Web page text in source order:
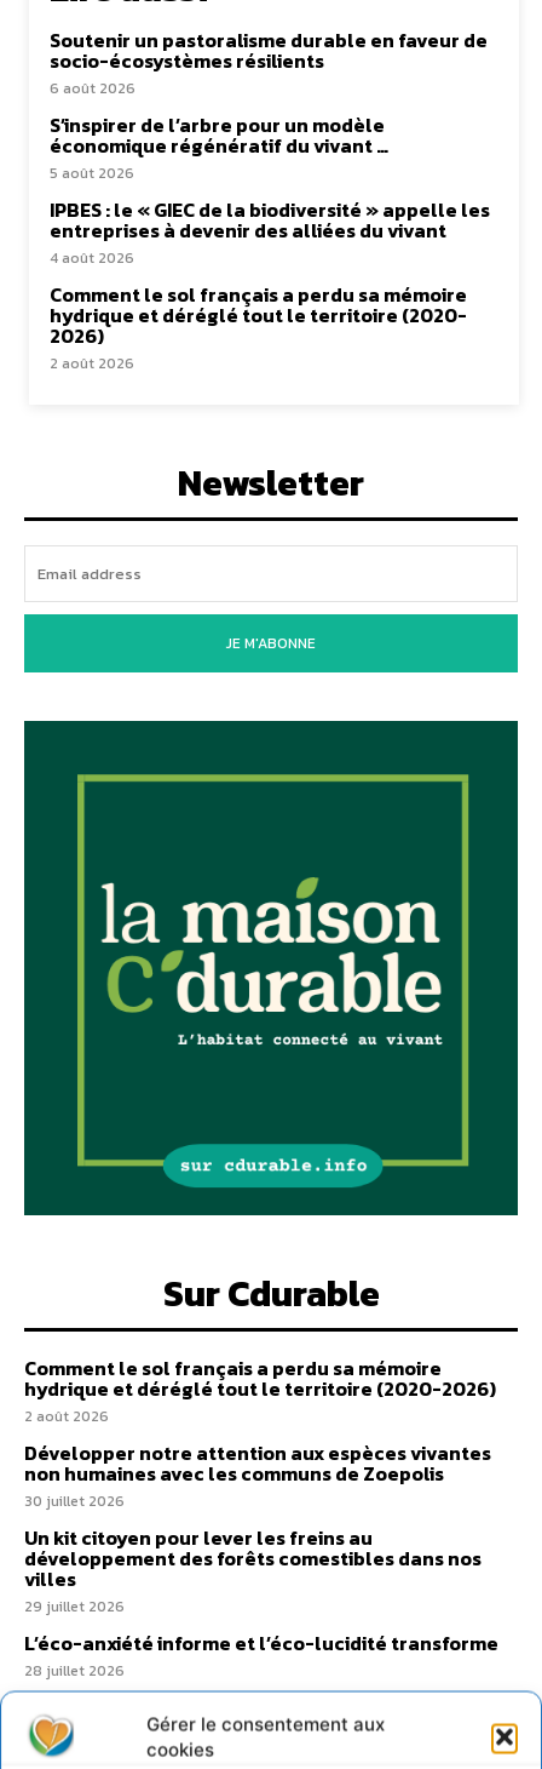
Gérer le consentement aux
cookies
Soutenir un pastoralisme durable en faveur de
socio-écosystèmes résilients
6 août 2026
S’inspirer de l’arbre pour un modèle
économique régénératif du vivant …
5 août 2026
IPBES : le « GIEC de la biodiversité » appelle les
entreprises à devenir des alliées du vivant
4 août 2026
Comment le sol français a perdu sa mémoire
hydrique et déréglé tout le territoire (2020-
2026)
2 août 2026
Newsletter
JE M'ABONNE
Sur Cdurable
Comment le sol français a perdu sa mémoire
hydrique et déréglé tout le territoire (2020-2026)
2 août 2026
Développer notre attention aux espèces vivantes
non humaines avec les communs de Zoepolis
30 juillet 2026
Un kit citoyen pour lever les freins au
développement des forêts comestibles dans nos
villes
29 juillet 2026
L’éco-anxiété informe et l’éco-lucidité transforme
28 juillet 2026
7 indicateurs pour des villes résilientes et durables,
adaptées au changement climatique
27 juillet 2026